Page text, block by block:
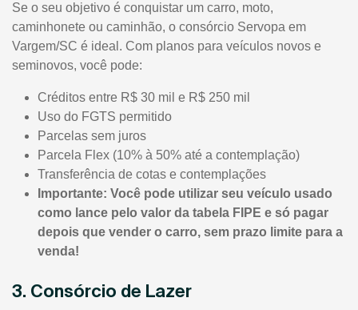
Se o seu objetivo é conquistar um carro, moto,
caminhonete ou caminhão, o consórcio Servopa em
Vargem/SC é ideal. Com planos para veículos novos e
seminovos, você pode:
Créditos entre R$ 30 mil e R$ 250 mil
Uso do FGTS permitido
Parcelas sem juros
Parcela Flex (10% à 50% até a contemplação)
Transferência de cotas e contemplações
Importante: Você pode utilizar seu veículo usado
como lance pelo valor da tabela FIPE e só pagar
depois que vender o carro, sem prazo limite para a
venda!
3. Consórcio de Lazer